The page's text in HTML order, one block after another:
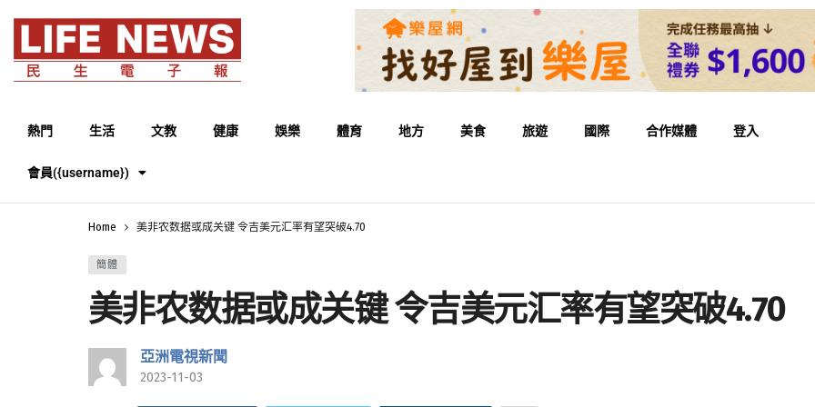
熱門 生活 文教 健康 娛樂 體育 地方 美食 旅遊 國際 合作媒體 登入
會員({username})
Home 美非农数据或成关键 令吉美元汇率有望突破4.70
簡體
美非农数据或成关键 令吉美元汇率有望突破4.70
亞洲電視新聞
2023-11-03